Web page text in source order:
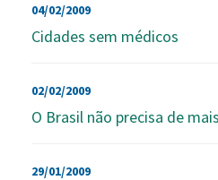
04/02/2009
Cidades sem médicos
02/02/2009
O Brasil não precisa de
29/01/2009